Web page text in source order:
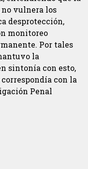
vulnera los
desprotección,
monitoreo
Por tales
la
sintonía con esto,
con la
Penal